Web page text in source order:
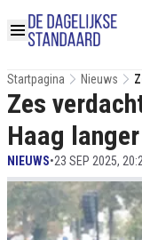
Startpagina Nieuws
Zes
Haag
NIEUWS•23 SEP 2025,